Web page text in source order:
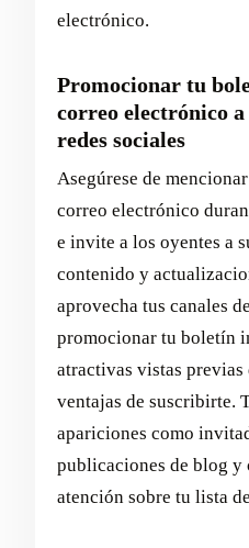
electrónico.
Promocionar tu
correo electrónico
redes sociales
Asegúrese de
correo electrónico
e invite a los oyentes a
contenido y
aprovecha tus canales
promocionar tu boletín
atractivas vistas
ventajas de suscribirte.
apariciones como
publicaciones de blog y
atención sobre tu lista